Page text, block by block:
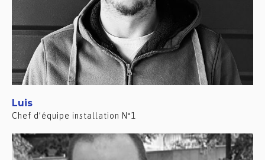
Luis
Chef d’équipe installation N°1